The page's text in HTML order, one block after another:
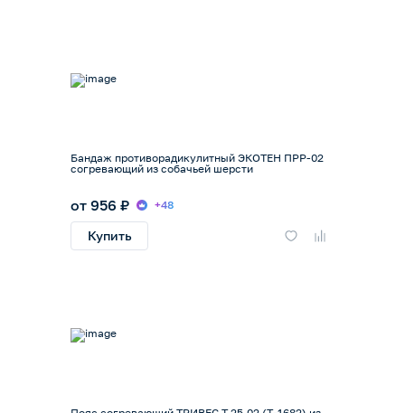
Бандаж противорадикулитный ЭКОТЕН ПРР-02
согревающий из собачьей шерсти
от 956 ₽ +48
Купить